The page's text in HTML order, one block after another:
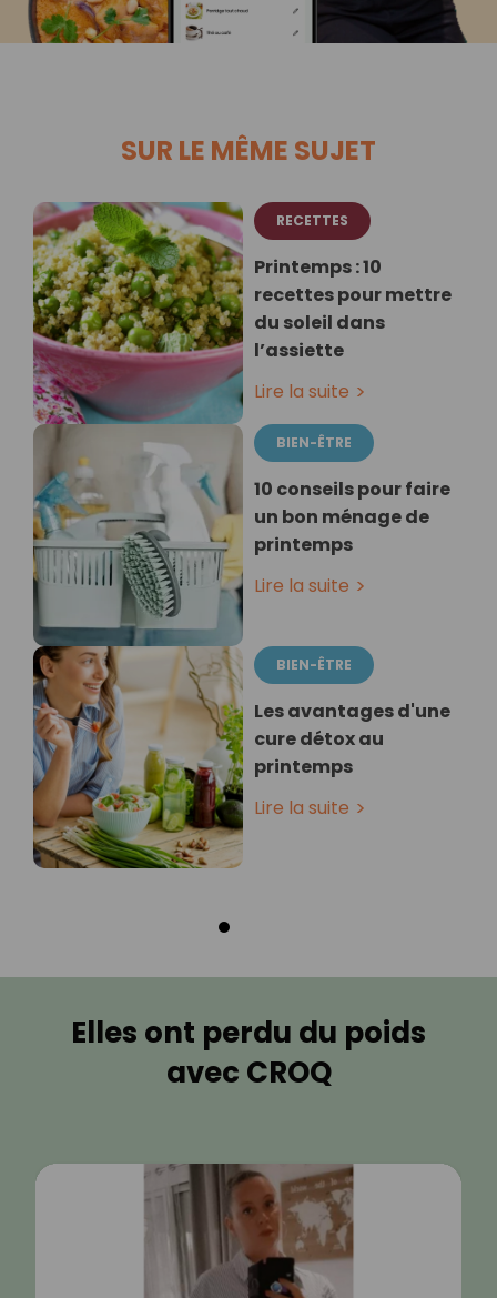
SUR LE MÊME SUJET
RECETTES
Printemps : 10
recettes pour mettre
du soleil dans
l’assiette
Lire la suite
BIEN-ÊTRE
10 conseils pour faire
un bon ménage de
printemps
Lire la suite
BIEN-ÊTRE
Les avantages d'une
cure détox au
printemps
Lire la suite
Elles ont perdu du poids
avec CROQ